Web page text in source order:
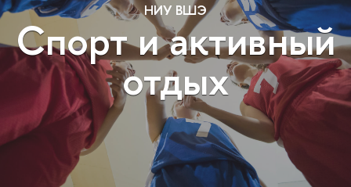
НИУ ВШЭ
Спорт и активный
отдых